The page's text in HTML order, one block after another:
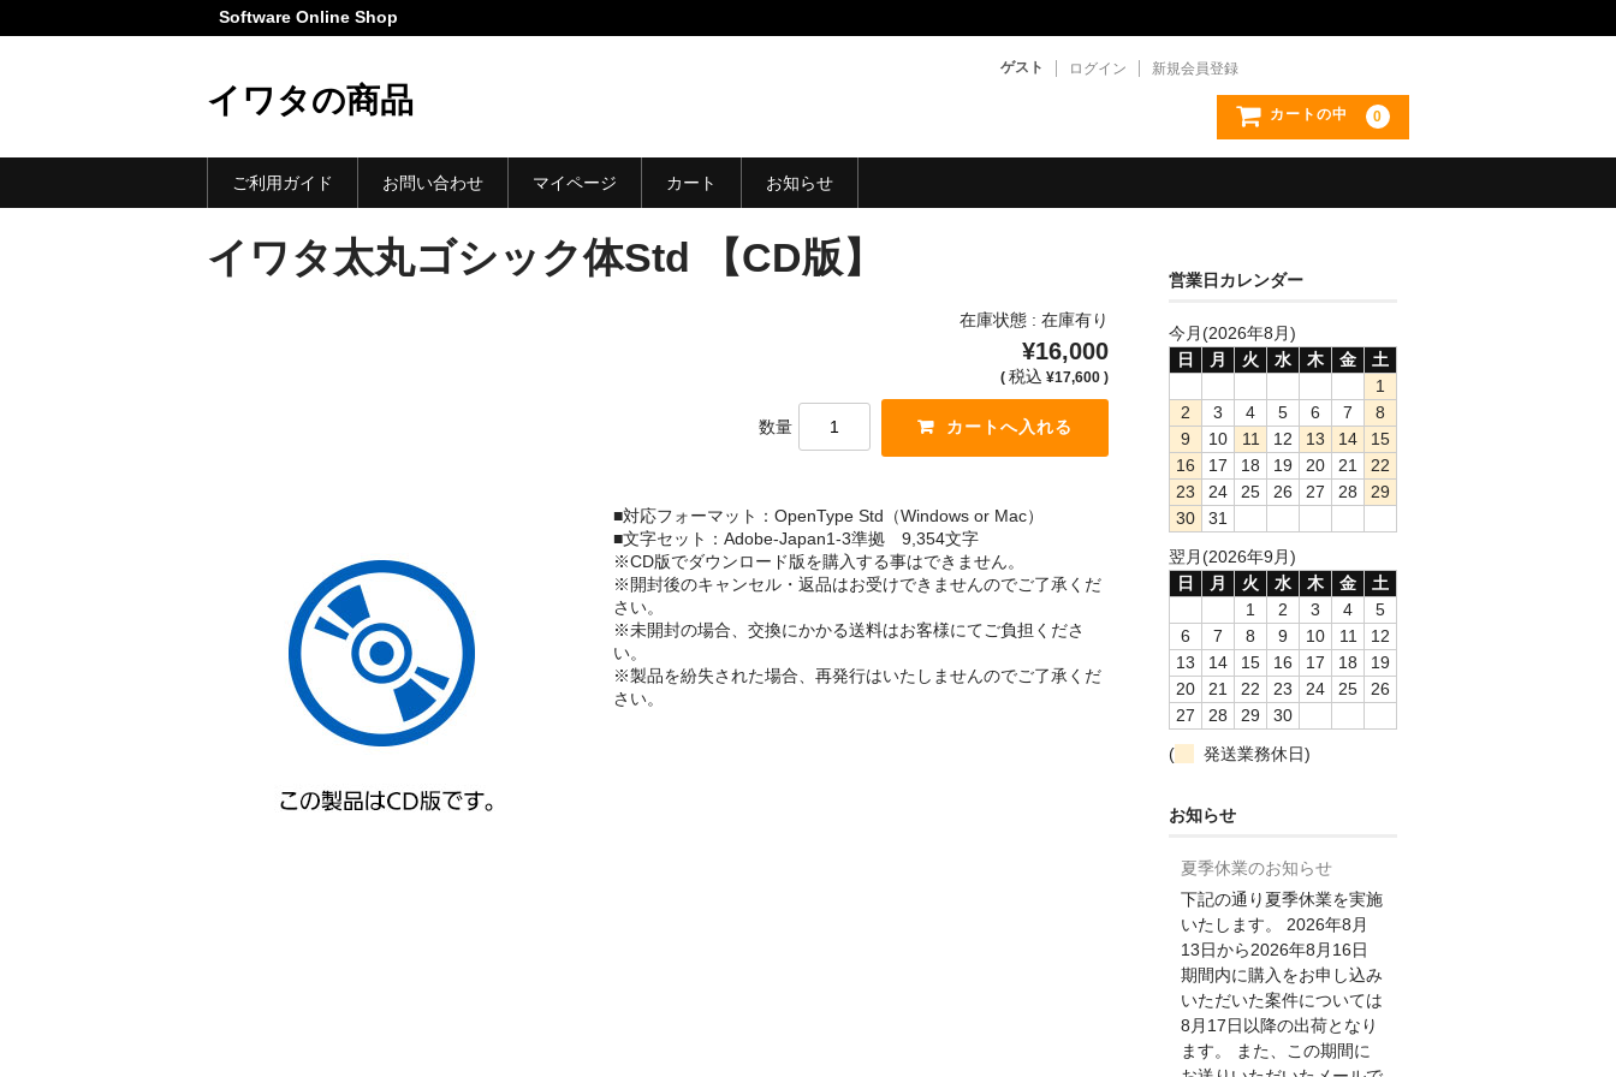
Software Online Shop
イワタの商品
ゲスト ログイン 新規会員登録
カートの中 0
ご利用ガイド お問い合わせ マイページ カート お知らせ
イワタ太丸ゴシック体Std 【CD版】
在庫状態 : 在庫有り
¥16,000
( 税込 ¥17,600 )
数量
■対応フォーマット：OpenType Std（Windows or Mac）
■文字セット：Adobe-Japan1-3準拠 9,354文字
※CD版でダウンロード版を購入する事はできません。
※開封後のキャンセル・返品はお受けできませんのでご了承くだ
さい。
※未開封の場合、交換にかかる送料はお客様にてご負担くださ
い。
※製品を紛失された場合、再発行はいたしませんのでご了承くだ
さい。
営業日カレンダー
今月(2026年8月)
日
月 火 水 木 金
土
1
2
3 4 5 6 7
8
9
10 11 12 13 14
15
16
17 18 19 20 21
22
23
24 25 26 27 28
29
30
31
翌月(2026年9月)
日
月 火 水 木 金
土
1
2 3 4
5
6
7 8 9 10 11
12
13
14 15 16 17 18
19
20
21 22 23 24 25
26
27
28 29
30
(
発送業務休日)
お知らせ
夏季休業のお知らせ
下記の通り夏季休業を実施
いたします。 2026年8月
13日から2026年8月16日
期間内に購入をお申し込み
いただいた案件については
8月17日以降の出荷となり
ます。 また、この期間に